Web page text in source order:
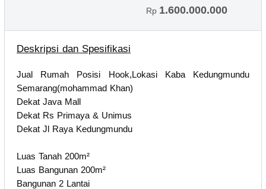
Rp 1.600.000.000
Deskripsi dan Spesifikasi
Jual Rumah Posisi Hook,Lokasi Kaba Kedungmundu
Semarang(mohammad Khan)
Dekat Java Mall
Dekat Rs Primaya & Unimus
Dekat Jl Raya Kedungmundu
Luas Tanah 200m²
Luas Bangunan 200m²
Bangunan 2 Lantai